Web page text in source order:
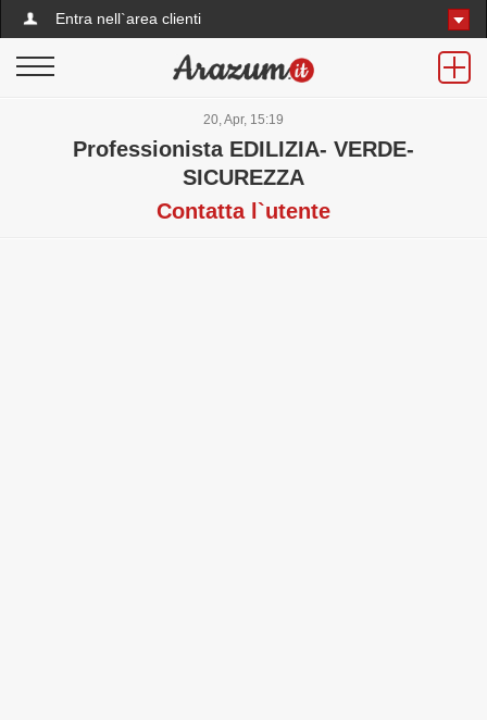
Entra nell`area clienti
20, Apr, 15:19
Professionista EDILIZIA- VERDE-
SICUREZZA
Contatta l`utente